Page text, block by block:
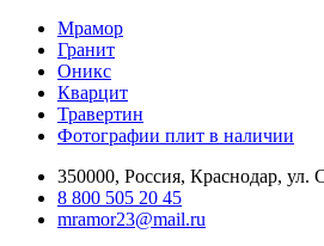
Мрамор
Гранит
Оникс
Кварцит
Травертин
Фотографии плит в наличии
350000, Россия, Краснодар, ул.
8 800 505 20 45
mramor23@mail.ru